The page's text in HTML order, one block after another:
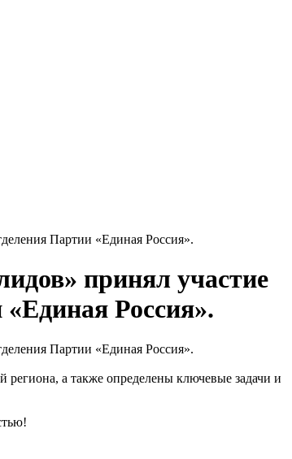
Партии «Единая Россия».
принял участие
Россия».
Партии «Единая Россия».
а также определены ключевые задачи и